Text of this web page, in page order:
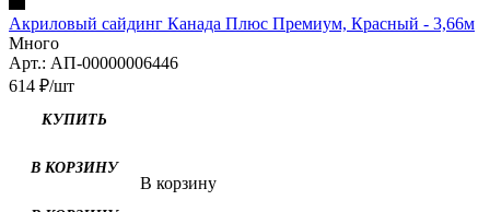
Акриловый сайдинг Канада Плюс Премиум, Красный - 3,66м
Много
Арт.: АП-00000006446
614 ₽/шт
В корзину